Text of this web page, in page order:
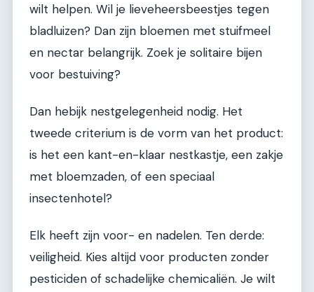
wilt helpen. Wil je lieveheersbeestjes tegen
bladluizen? Dan zijn bloemen met stuifmeel
en nectar belangrijk. Zoek je solitaire bijen
voor bestuiving?
Dan hebijk nestgelegenheid nodig. Het
tweede criterium is de vorm van het product:
is het een kant-en-klaar nestkastje, een zakje
met bloemzaden, of een speciaal
insectenhotel?
Elk heeft zijn voor- en nadelen. Ten derde:
veiligheid. Kies altijd voor producten zonder
pesticiden of schadelijke chemicaliën. Je wilt